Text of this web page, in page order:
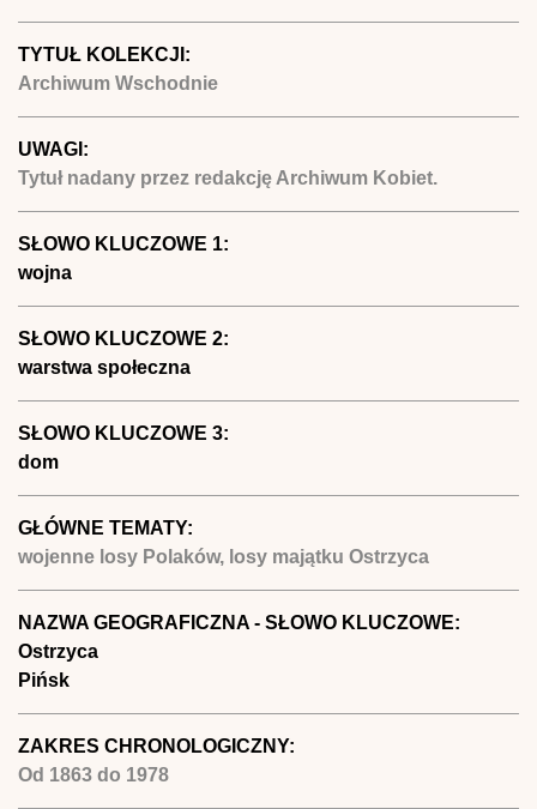
TYTUŁ KOLEKCJI:
Archiwum Wschodnie
UWAGI:
Tytuł nadany przez redakcję Archiwum Kobiet.
SŁOWO KLUCZOWE 1:
wojna
SŁOWO KLUCZOWE 2:
warstwa społeczna
SŁOWO KLUCZOWE 3:
dom
GŁÓWNE TEMATY:
wojenne losy Polaków, losy majątku Ostrzyca
NAZWA GEOGRAFICZNA - SŁOWO KLUCZOWE:
Ostrzyca
Pińsk
ZAKRES CHRONOLOGICZNY:
Od 1863 do 1978